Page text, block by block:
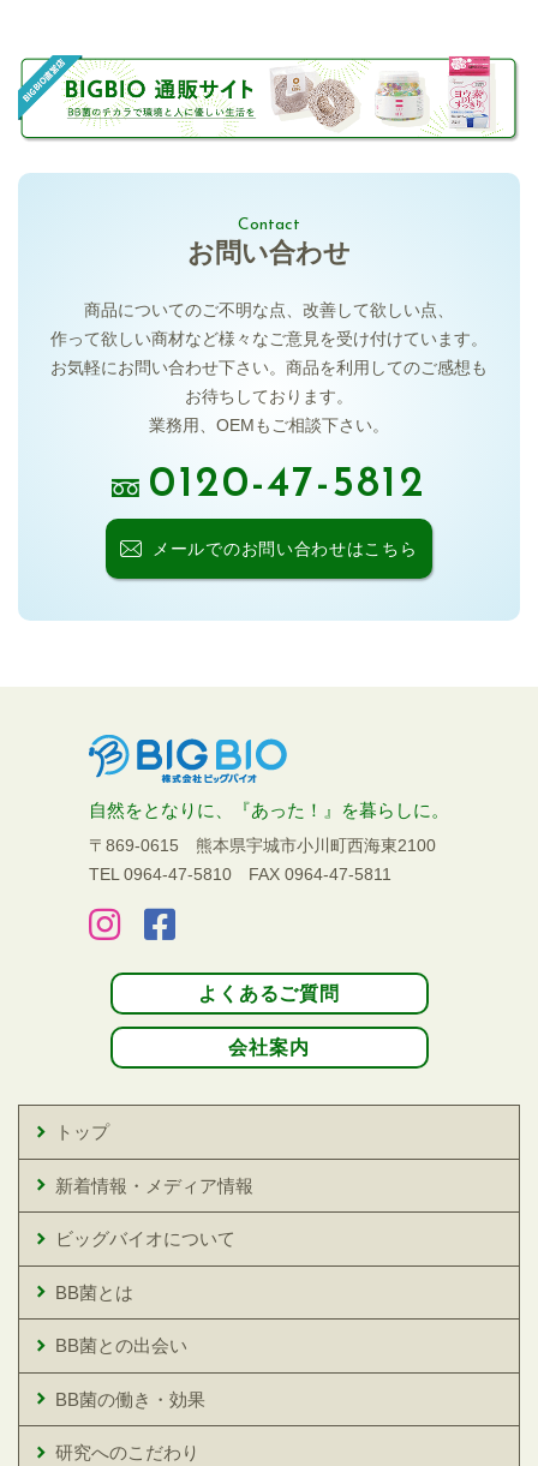
Contact
お問い合わせ
商品についてのご不明な点、 改善して欲しい点、
作って欲しい商材など様々なご意見を受け付けています。
お気軽にお問い合わせ下さい。 商品を利用してのご感想も
お待ちしております。
業務用、OEMもご相談下さい。
0120-47-5812
メールでのお問い合わせはこちら
自然をとなりに、『あった！』を暮らしに。
〒869-0615 熊本県宇城市小川町西海東2100
TEL 0964-47-5810
FAX 0964-47-5811
よくあるご質問
会社案内
トップ
新着情報・メディア情報
ビッグバイオについて
BB菌とは
BB菌との出会い
BB菌の働き・効果
研究へのこだわり